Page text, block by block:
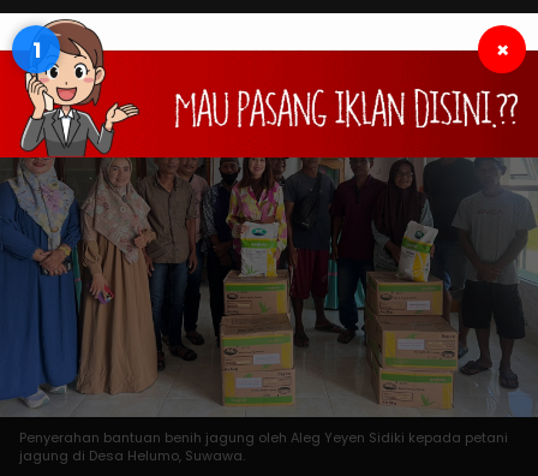
1 ×
Penyerahan bantuan benih jagung oleh Aleg Yeyen Sidiki kepada petani
jagung di Desa Helumo, Suwawa.